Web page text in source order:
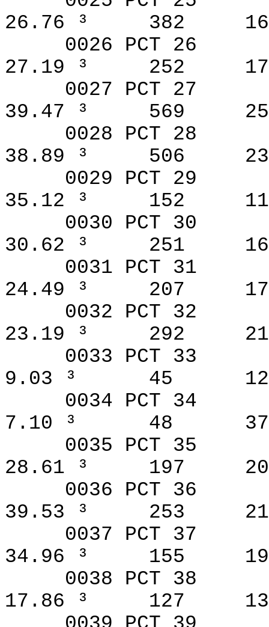
26.76 ³
382
0026 PCT 26
27.19 ³
252
0027 PCT 27
39.47 ³
569
0028 PCT 28
38.89 ³
506
0029 PCT 29
35.12 ³
152
0030 PCT 30
30.62 ³
251
0031 PCT 31
24.49 ³
207
0032 PCT 32
23.19 ³
292
0033 PCT 33
9.03 ³
45
12
0034 PCT 34
7.10 ³
48
37
0035 PCT 35
28.61 ³
197
0036 PCT 36
39.53 ³
253
0037 PCT 37
34.96 ³
155
0038 PCT 38
17.86 ³
127